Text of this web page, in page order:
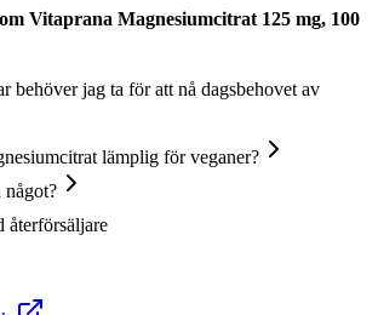
Vitaprana Magnesiumcitrat 125 mg, 100
behöver jag ta för att nå dagsbehovet av
lämplig för veganer?
något?
återförsäljare